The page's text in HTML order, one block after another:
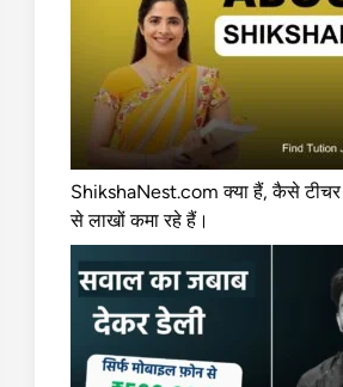
ShikshaNest.com क्या हैं, कैसे
से लाखों कमा रहे हैं।